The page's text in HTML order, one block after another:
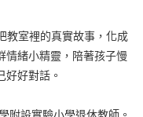
教室裡的真實故事，化成
情緒小精靈，陪著孩子慢
好好對話。